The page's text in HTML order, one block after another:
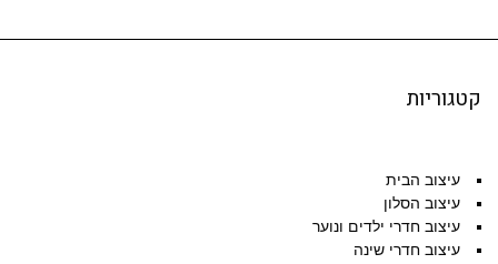
קטגוריות
עיצוב הבית
עיצוב הסלון
עיצוב חדרי ילדים ונוער
עיצוב חדרי שינה